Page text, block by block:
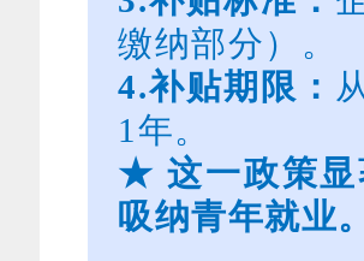
缴纳部分）。
4.补贴期限：
1年。
★ 这一政策
吸纳青年就业。